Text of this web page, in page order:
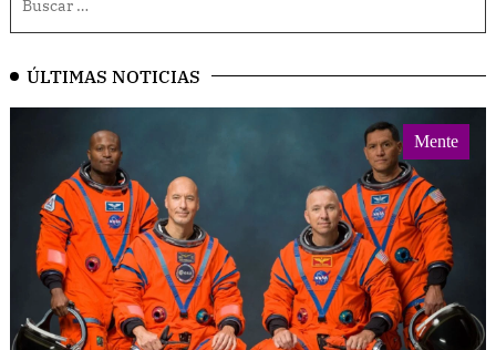
ÚLTIMAS NOTICIAS
Mente